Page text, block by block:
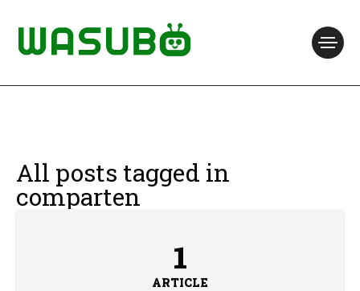
All posts tagged in
comparten
1
ARTICLE